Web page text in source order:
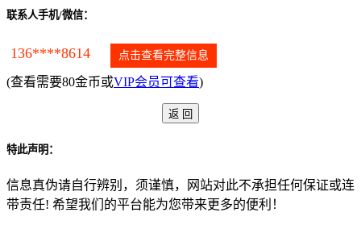
联系人手机/微信：
136****8614 点击查看完整信息
(查看需要80金币或VIP会员可查看)
特此声明：
信息真伪请自行辨别，须谨慎，网站对此不承担任何保证或连
带责任! 希望我们的平台能为您带来更多的便利！